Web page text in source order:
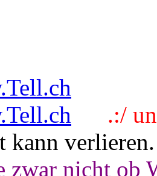
.:/
kann
zwar nicht ob